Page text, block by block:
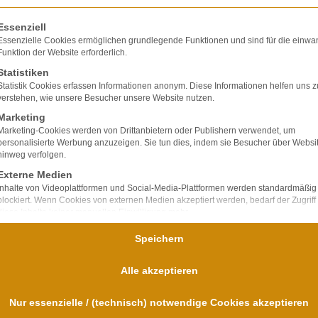
ausschließlich
verfügen über
Unfallfolgen und
eine Liste der Service-Gruppen, für die eine
Cookies ermöglichen grundlegende Funktionen und sind für die
der Website erforderlich.
Cookies erfassen Informationen anonym. Diese Informationen helfen uns
wie unsere Besucher unsere Website nutzen.
Cookies werden von Drittanbietern oder Publishern verwendet, um
Werbung anzuzeigen. Sie tun dies, indem sie Besucher über
verfolgen.
Medien
von Videoplattformen und Social-Media-Plattformen werden standardmäßig
Wenn Cookies von externen Medien akzeptiert werden, bedarf der Zugriff
Speichern
Alle akzeptieren
Nur essenzielle / (technisch) notwendige Cookies akzeptieren